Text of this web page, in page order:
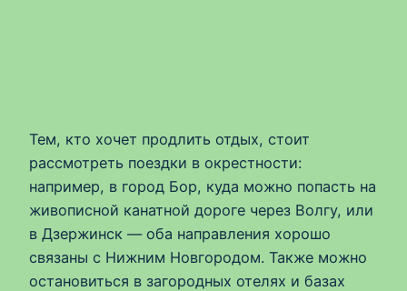
Тем, кто хочет продлить отдых, стоит
рассмотреть поездки в окрестности:
например, в город Бор, куда можно попасть на
живописной канатной дороге через Волгу, или
в Дзержинск — оба направления хорошо
связаны с Нижним Новгородом. Также можно
остановиться в загородных отелях и базах